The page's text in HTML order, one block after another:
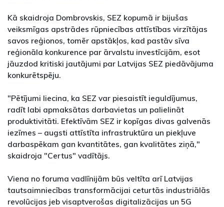
Kā skaidroja Dombrovskis, SEZ kopumā ir bijušas
veiksmīgas apstrādes rūpniecības attīstības virzītājas
savos reģionos, tomēr apstākļos, kad pastāv sīva
reģionāla konkurence par ārvalstu investīcijām, esot
jāuzdod kritiski jautājumi par Latvijas SEZ piedāvājuma
konkurētspēju.
"Pētījumi liecina, ka SEZ var piesaistīt ieguldījumus,
radīt labi apmaksātas darbavietas un palielināt
produktivitāti. Efektīvām SEZ ir kopīgas divas galvenās
iezīmes – augsti attīstīta infrastruktūra un piekļuve
darbaspēkam gan kvantitātes, gan kvalitātes ziņā,"
skaidroja "Certus" vadītājs.
Viena no foruma vadlīnijām būs veltīta arī Latvijas
tautsaimniecības transformācijai ceturtās industriālās
revolūcijas jeb visaptverošas digitalizācijas un 5G